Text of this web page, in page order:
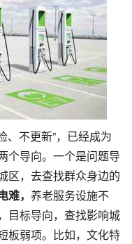
、不更新”，已经成为
个导向。一个是问题导
区，去查找群众身边的
难， 养老服务设施不
目标导向，查找影响城
板弱项。比如，文化特